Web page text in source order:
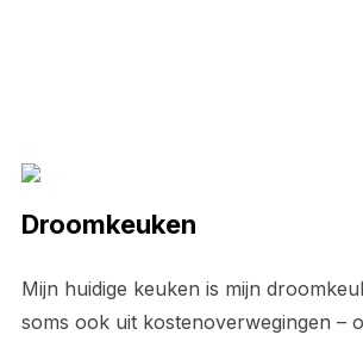
Droomkeuken
Mijn huidige keuken is mijn
soms ook uit kostenoverwegingen –